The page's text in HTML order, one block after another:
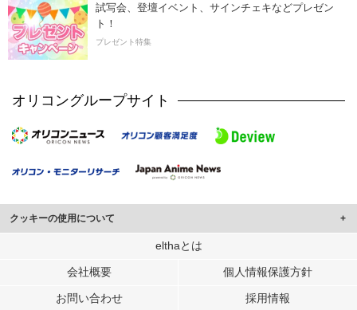
試写会、登壇イベント、サインチェキなどプレゼン
ト！
プレゼント特集
オリコングループサイト
クッキーの使用について
このサイトでは Cookie を使用して、ユーザーに合わせたコンテンツや広告の
行っています。
メディアや広告配信、データ解析の各パートナーに提供しています。
elthaとは
会社概要 個人情報保護方針
お問い合わせ 採用情報